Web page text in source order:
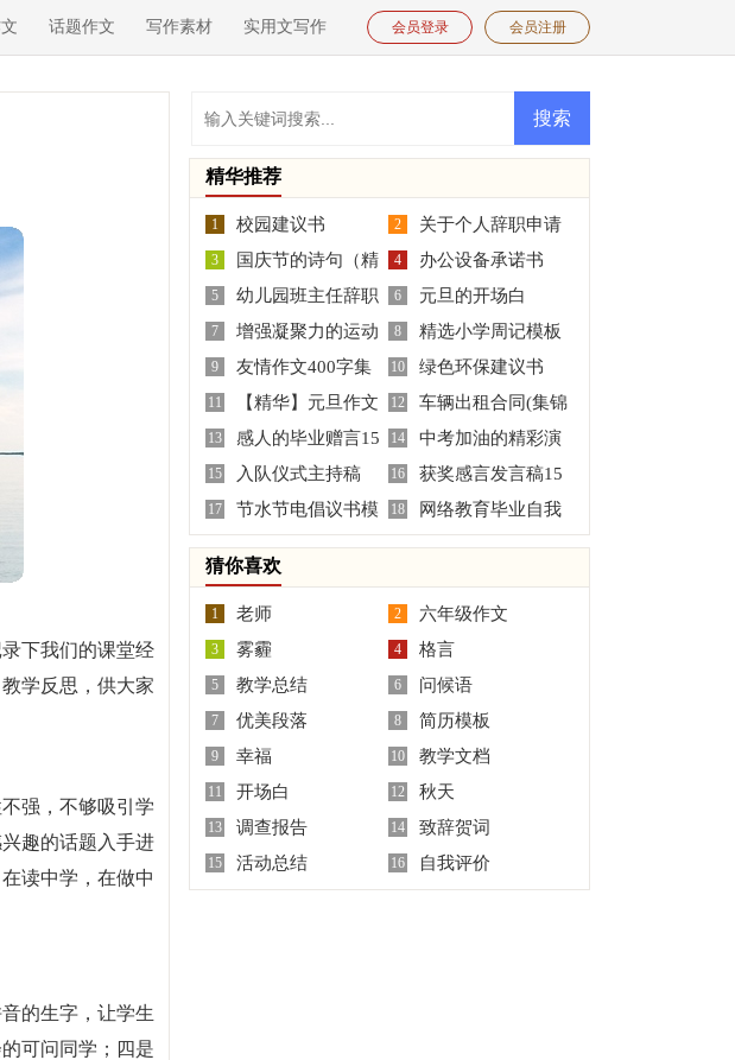
话题作文 写作素材 实用文写作 会员登录 会员注册
下我们的课堂经
学反思，供大家
强，不够吸引学
趣的话题入手进
读中学，在做中
的生字，让学生
可问同学；四是
精华推荐
1 校园建议书 2
关于个人辞职申请
书模板集合10篇
3
国庆节的诗句（精
选70句）
4 办公设备承诺书
5
幼儿园班主任辞职
报告合集6篇
6 元旦的开场白
7
增强凝聚力的运动
会口号75条
8
精选小学周记模板
集锦六篇
9
友情作文400字集
合八篇
10 绿色环保建议书
11
【精华】元旦作文
300字三篇
12
车辆出租合同(集锦
15篇)
13
感人的毕业赠言15
篇
14
中考加油的精彩演
讲稿范文（通用24篇）
15 入队仪式主持稿 16
获奖感言发言稿15
篇
17
节水节电倡议书模
板汇总7篇
18
网络教育毕业自我
鉴定
猜你喜欢
1 老师 2 六年级作文
3 雾霾 4 格言
5 教学总结 6 问候语
7 优美段落 8 简历模板
9 幸福 10 教学文档
11 开场白 12 秋天
13 调查报告 14 致辞贺词
15 活动总结 16 自我评价